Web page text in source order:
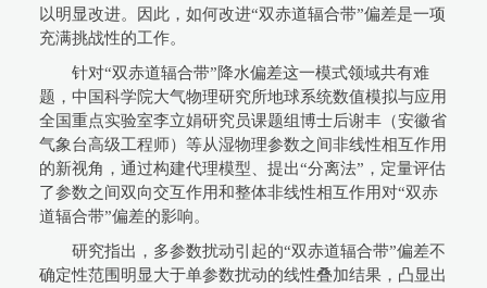
以明显改进。因此，如何改进“双赤道辐合带”偏差是一项
充满挑战性的工作。
针对“双赤道辐合带”降水偏差这一模式领域共有难
题，中国科学院大气物理研究所地球系统数值模拟与应用
全国重点实验室李立娟研究员课题组博士后谢丰（安徽省
气象台高级工程师）等从湿物理参数之间非线性相互作用
的新视角，通过构建代理模型、提出“分离法”，定量评估
了参数之间双向交互作用和整体非线性相互作用对“双赤
道辐合带”偏差的影响。
研究指出，多参数扰动引起的“双赤道辐合带”偏差不
确定性范围明显大于单参数扰动的线性叠加结果，凸显出